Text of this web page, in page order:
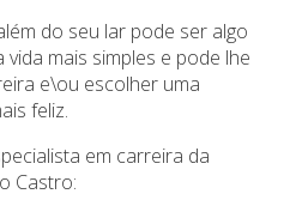
do seu lar pode ser algo
mais simples e pode lhe
e\ou escolher uma
feliz.
em carreira da
Castro: